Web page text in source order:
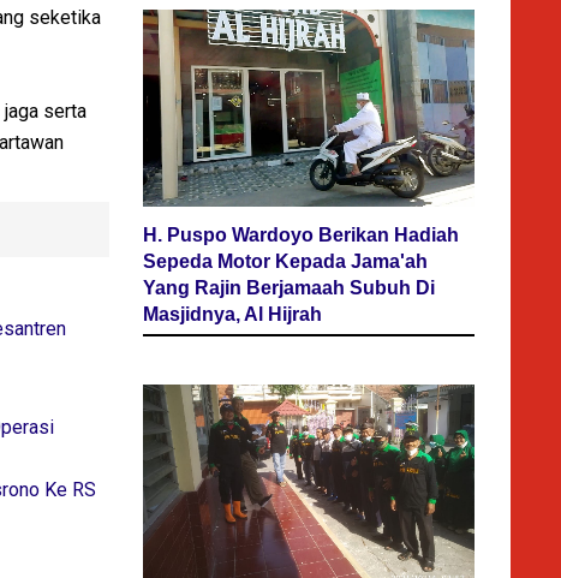
seketika
serta
Ke RS
H. Puspo Wardoyo Berikan Hadiah
Sepeda Motor Kepada Jama'ah
Yang Rajin Berjamaah Subuh Di
Masjidnya, Al Hijrah